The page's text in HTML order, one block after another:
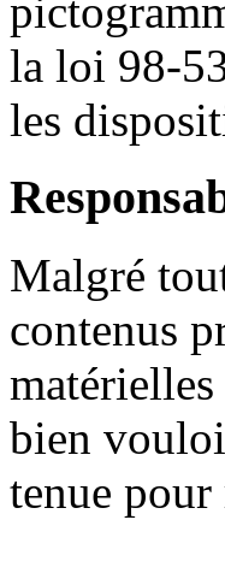
la loi 98-
les
Malgré
contenus
matérielles
bien
tenue pour